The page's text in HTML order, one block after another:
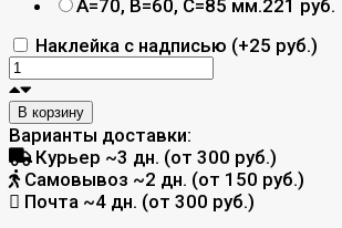
A=70, B=60, C=85 мм.221 руб.
Наклейка с надписью (+25 руб.)
В корзину
Варианты доставки:
Курьер ~3 дн. (от 300 руб.)
Самовывоз ~2 дн. (от 150 руб.)
Почта ~4 дн. (от 300 руб.)